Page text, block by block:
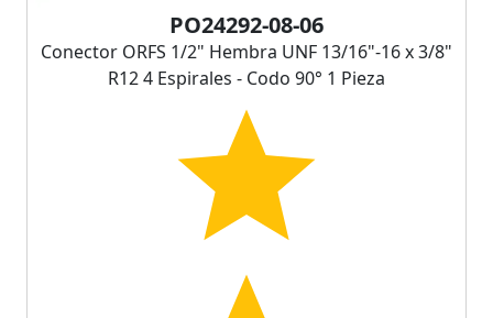
PO24292-08-06
Conector ORFS 1/2" Hembra UNF 13/16"-16 x 3/8"
R12 4 Espirales - Codo 90° 1 Pieza